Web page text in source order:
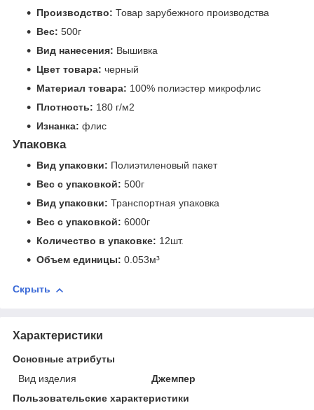
Производство: Товар зарубежного производства
Вес: 500г
Вид нанесения: Вышивка
Цвет товара: черный
Материал товара: 100% полиэстер микрофлис
Плотность: 180 г/м2
Изнанка: флис
Упаковка
Вид упаковки: Полиэтиленовый пакет
Вес с упаковкой: 500г
Вид упаковки: Транспортная упаковка
Вес с упаковкой: 6000г
Количество в упаковке: 12шт.
Объем единицы: 0.053м³
Скрыть
Характеристики
Основные атрибуты
Вид изделия
Джемпер
Пользовательские характеристики